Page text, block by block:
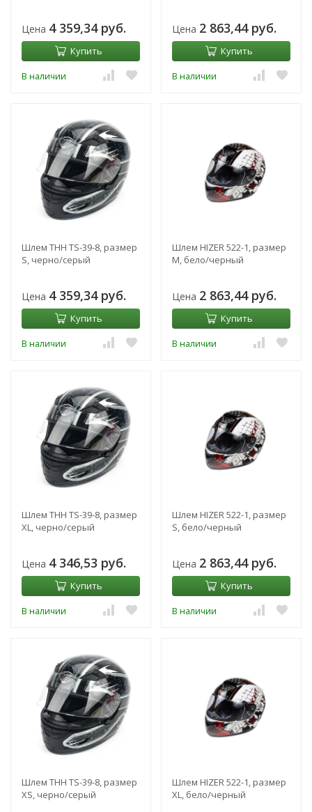
Цена 4 359,34 руб.
Купить
В наличии
Цена 2 863,44 руб.
Купить
В наличии
Шлем THH TS-39-8, размер
S, черно/серый
Цена 4 359,34 руб.
Купить
В наличии
Шлем HIZER 522-1, размер
M, бело/черный
Цена 2 863,44 руб.
Купить
В наличии
Шлем THH TS-39-8, размер
XL, черно/серый
Цена 4 346,53 руб.
Купить
В наличии
Шлем HIZER 522-1, размер
S, бело/черный
Цена 2 863,44 руб.
Купить
В наличии
Шлем THH TS-39-8, размер
XS, черно/серый
Шлем HIZER 522-1, размер
XL, бело/черный